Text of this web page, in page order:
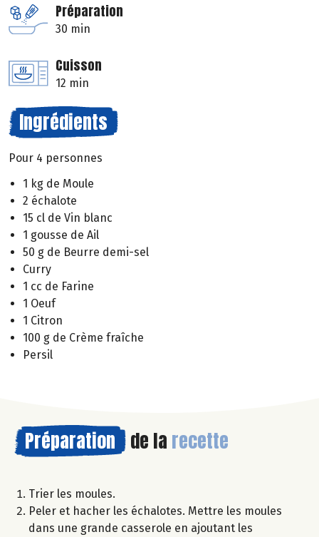
Préparation
30 min
Cuisson
12 min
Ingrédients
Pour 4 personnes
1 kg de Moule
2 échalote
15 cl de Vin blanc
1 gousse de Ail
50 g de Beurre demi-sel
Curry
1 cc de Farine
1 Oeuf
1 Citron
100 g de Crème fraîche
Persil
Préparation de la recette
Trier les moules.
Peler et hacher les échalotes. Mettre les moules
dans une grande casserole en ajoutant les